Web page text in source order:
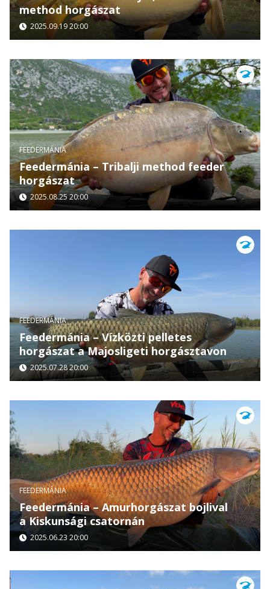
method horgászat
2025.09.19 20:00
FEEDERMÁNIA
Feedermánia – Tribalji method feeder
horgászat
2025.08.25 20:00
FEEDERMÁNIA
Feedermánia – Vízközti pelletes
horgászat a Majosligeti horgásztavon
2025.07.28 20:00
FEEDERMÁNIA
Feedermánia – Amurhorgászat bojlival
a Kiskunsági csatornán
2025.06.23 20:00